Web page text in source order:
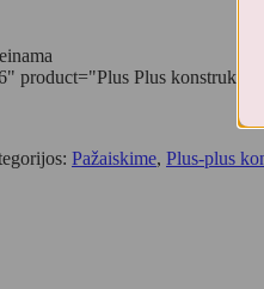
product="Plus Plus
Pažaiskime, Plus-plus